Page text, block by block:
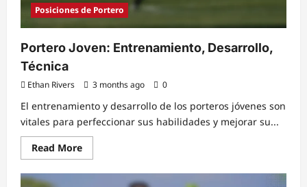
Posiciones de Portero
Portero Joven: Entrenamiento, Desarrollo,
Técnica
Ethan Rivers 3 months ago 0
El entrenamiento y desarrollo de los porteros jóvenes son
vitales para perfeccionar sus habilidades y mejorar su...
Read MoreRead
more
Portero